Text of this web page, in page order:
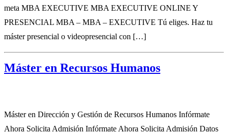
meta MBA EXECUTIVE MBA EXECUTIVE ONLINE Y
PRESENCIAL MBA – MBA – EXECUTIVE Tú eliges. Haz tu
máster presencial o videopresencial con […]
Máster en Recursos Humanos
Máster en Dirección y Gestión de Recursos Humanos Infórmate
Ahora Solicita Admisión Infórmate Ahora Solicita Admisión Datos